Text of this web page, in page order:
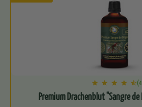
Premium Drachenblut "Sangre